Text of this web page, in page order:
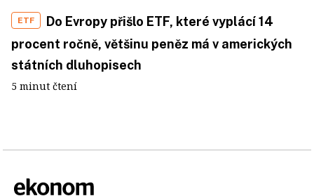
ETF
Do Evropy přišlo ETF, které vyplácí 14
procent ročně, většinu peněz má v amerických
státních dluhopisech
5 minut čtení